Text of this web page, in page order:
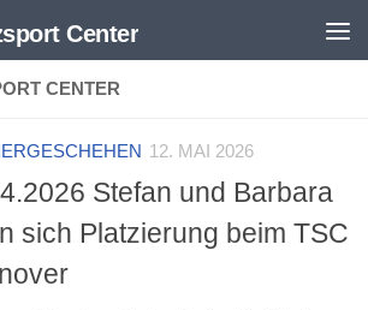
CENTER
12. MAI 2026
Stefan und Barbara
sich Platzierung beim TSC